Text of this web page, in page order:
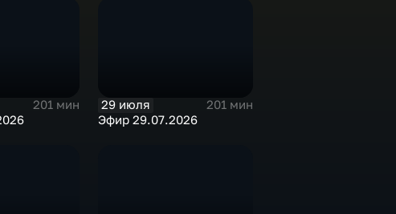
201 мин
29 июля
201 мин
Эфир 29.07.2026